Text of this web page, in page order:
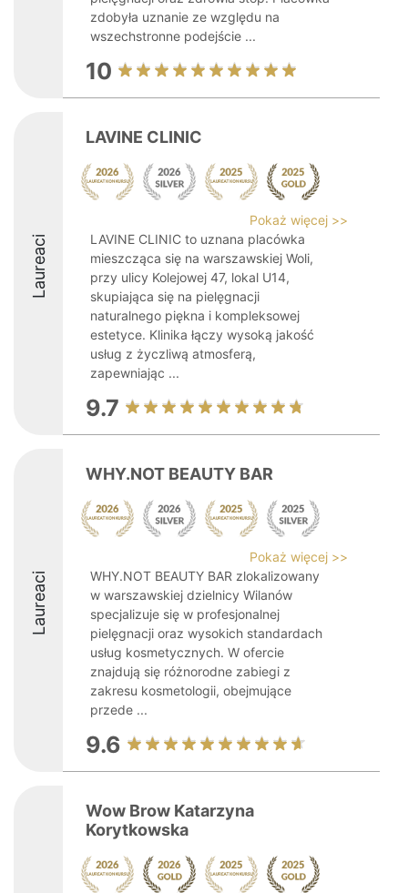
zdobyła uznanie ze względu na
wszechstronne podejście ...
10
Laureaci
LAVINE CLINIC
Pokaż więcej >>
LAVINE CLINIC to uznana placówka
mieszcząca się na warszawskiej Woli,
przy ulicy Kolejowej 47, lokal U14,
skupiająca się na pielęgnacji
naturalnego piękna i kompleksowej
estetyce. Klinika łączy wysoką jakość
usług z życzliwą atmosferą,
zapewniając ...
9.7
Laureaci
WHY.NOT BEAUTY BAR
Pokaż więcej >>
WHY.NOT BEAUTY BAR zlokalizowany
w warszawskiej dzielnicy Wilanów
specjalizuje się w profesjonalnej
pielęgnacji oraz wysokich standardach
usług kosmetycznych. W ofercie
znajdują się różnorodne zabiegi z
zakresu kosmetologii, obejmujące
przede ...
9.6
Wow Brow Katarzyna
Korytkowska